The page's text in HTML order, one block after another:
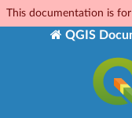
This documentation is
QGIS